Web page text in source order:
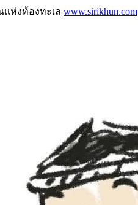
แห่งท้องทะเล www.sirikhun.com